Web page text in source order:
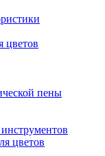
цветов
пены
цветов